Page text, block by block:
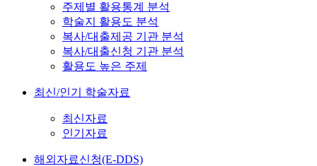
주제별 활용통계 분석
학술지 활용도 분석
복사/대출제공 기관 분석
복사/대출신청 기관 분석
활용도 높은 주제
최신/인기 학술자료
최신자료
인기자료
해외자료신청(E-DDS)